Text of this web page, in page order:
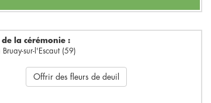
de la cérémonie :
sur-l'Escaut (59)
Offrir des fleurs de deuil